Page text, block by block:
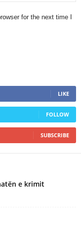
for the next time I
LIKE
FOLLOW
SUBSCRIBE
e krimit